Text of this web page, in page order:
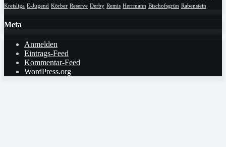
Kreisliga E-Jugend Körber Reserve Derby Remis Herrmann Bischofsgrün Rabenstein
Meta
Anmelden
Eintrags-Feed
Kommentar-Feed
WordPress.org